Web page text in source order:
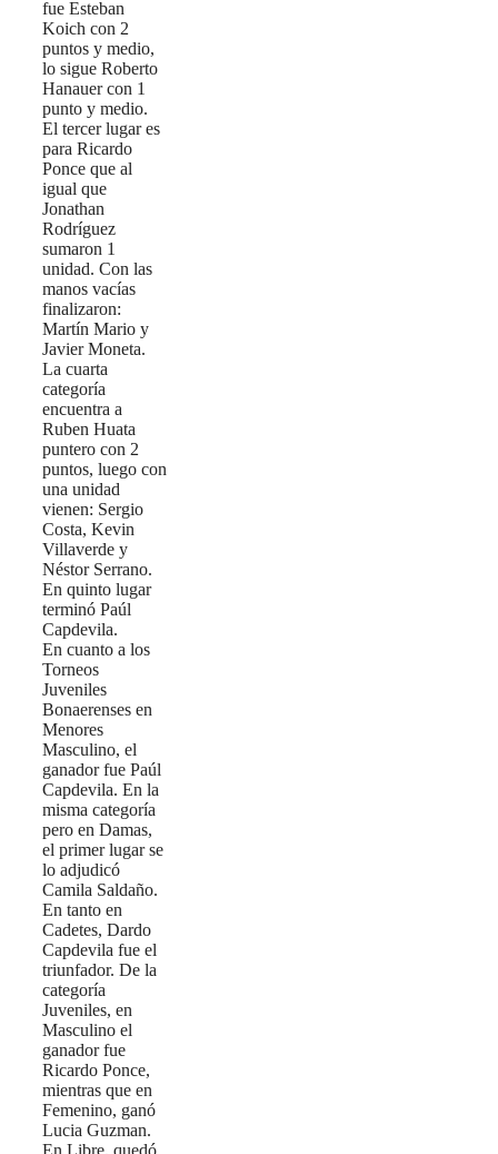
fue Esteban
Koich con 2
puntos y medio,
lo sigue Roberto
Hanauer con 1
punto y medio.
El tercer lugar es
para Ricardo
Ponce que al
igual que
Jonathan
Rodríguez
sumaron 1
unidad. Con las
manos vacías
finalizaron:
Martín Mario y
Javier Moneta.
La cuarta
categoría
encuentra a
Ruben Huata
puntero con 2
puntos, luego con
una unidad
vienen: Sergio
Costa, Kevin
Villaverde y
Néstor Serrano.
En quinto lugar
terminó Paúl
Capdevila.
En cuanto a los
Torneos
Juveniles
Bonaerenses en
Menores
Masculino, el
ganador fue Paúl
Capdevila. En la
misma categoría
pero en Damas,
el primer lugar se
lo adjudicó
Camila Saldaño.
En tanto en
Cadetes, Dardo
Capdevila fue el
triunfador. De la
categoría
Juveniles, en
Masculino el
ganador fue
Ricardo Ponce,
mientras que en
Femenino, ganó
Lucia Guzman.
En Libre, quedó